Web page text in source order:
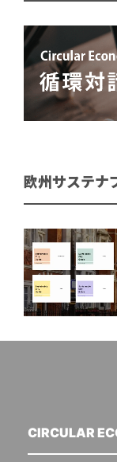
欧州サステナ
CIRCULAR